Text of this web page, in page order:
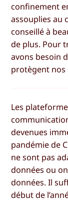
confinement
assouplies au
conseillé à
de plus. Pour
avons besoin
protègent nos
Les
devenues
pandémie de
ne sont pas
données ou
données. Il
début de